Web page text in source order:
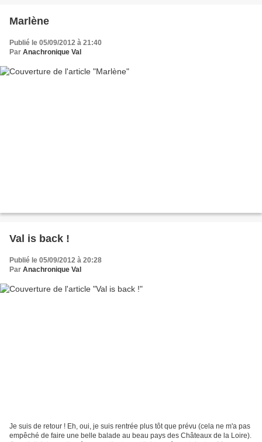
Marlène
Publié le 05/09/2012 à 21:40
Par Anachronique Val
Val is back !
Publié le 05/09/2012 à 20:28
Par Anachronique Val
Je suis de retour ! Eh, oui, je suis rentrée plus tôt que prévu (cela ne m'a pas
empêché de faire une belle balade au beau pays des Châteaux de la Loire).